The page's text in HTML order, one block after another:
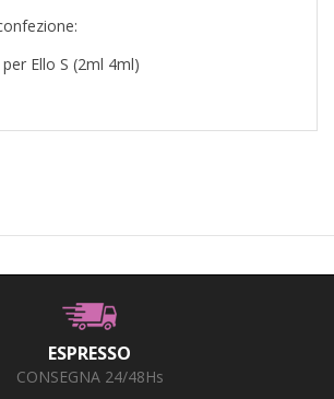
Ello S (2ml 4ml)
ESPRESSO
CONSEGNA 24/48Hs